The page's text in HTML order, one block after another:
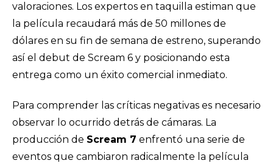
valoraciones. Los expertos en taquilla estiman que
la película recaudará más de 50 millones de
dólares en su fin de semana de estreno, superando
así el debut de Scream 6 y posicionando esta
entrega como un éxito comercial inmediato.
Para comprender las críticas negativas es necesario
observar lo ocurrido detrás de cámaras. La
producción de Scream 7 enfrentó una serie de
eventos que cambiaron radicalmente la película